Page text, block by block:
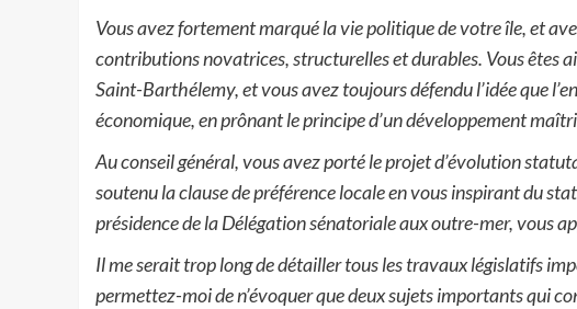
Vous avez fortement marqué la vie politique de votre île, et
contributions novatrices, structurelles et durables. Vous êtes
Saint-Barthélemy, et vous avez toujours défendu l’idée que
économique, en prônant le principe d’un développement
Au conseil général, vous avez porté le projet d’évolution
soutenu la clause de préférence locale en vous inspirant du
présidence de la Délégation sénatoriale aux outre-mer, vous
Il me serait trop long de détailler tous les travaux législatifs
permettez-moi de n’évoquer que deux sujets importants qui